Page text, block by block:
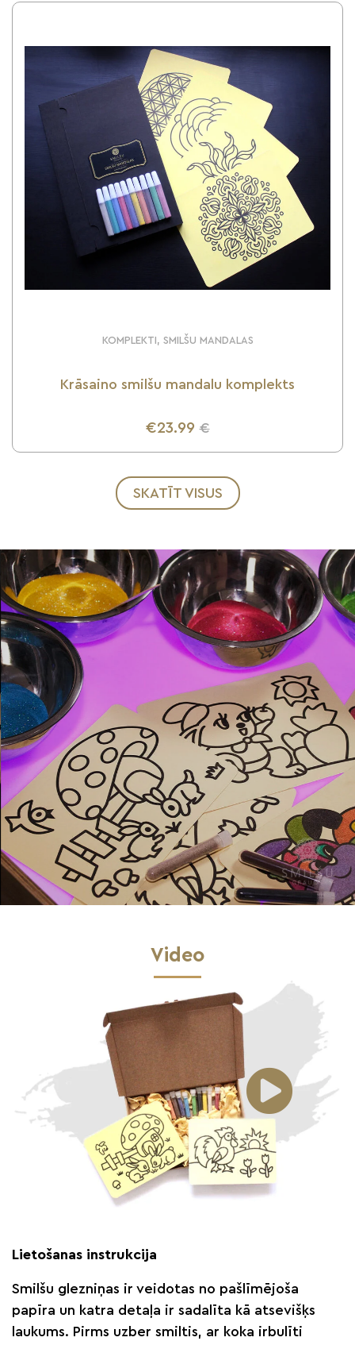
KOMPLEKTI, SMILŠU MANDALAS
Krāsaino smilšu mandalu komplekts
€23.99 €
UZZINI VAIRĀK
SKATĪT VISUS
Video
Lietošanas instrukcija
Smilšu glezniņas ir veidotas no pašlīmējoša
papīra un katra detaļa ir sadalīta kā atsevišķs
laukums. Pirms uzber smiltis, ar koka irbulīti